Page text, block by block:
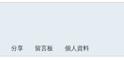
分享 留言板 個人資料